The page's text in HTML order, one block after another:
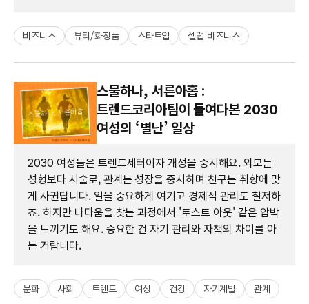
비즈니스 뷰티/화장품 스타트업 셀럽 비즈니스
스물하나, 서른아홉 :
트렌드코리아팀이 들여다본 2030
여성의 ‘별난’ 일상
2030 여성들은 트렌드세터이자 개성을 중시해요. 외모는
성형보다 시술로, 관계는 성장을 중시하며 친구는 취향에 맞
게 사귄답니다. 일을 중요하게 여기고 경제적 관리도 철저하
죠. 하지만 나다움을 찾는 과정에서 '토스트 아웃' 같은 압박
을 느끼기도 해요. 중요한 건 자기 관리와 자책의 차이를 아
는 거랍니다.
문화 사회 트렌드 여성 건강 자기계발 관계